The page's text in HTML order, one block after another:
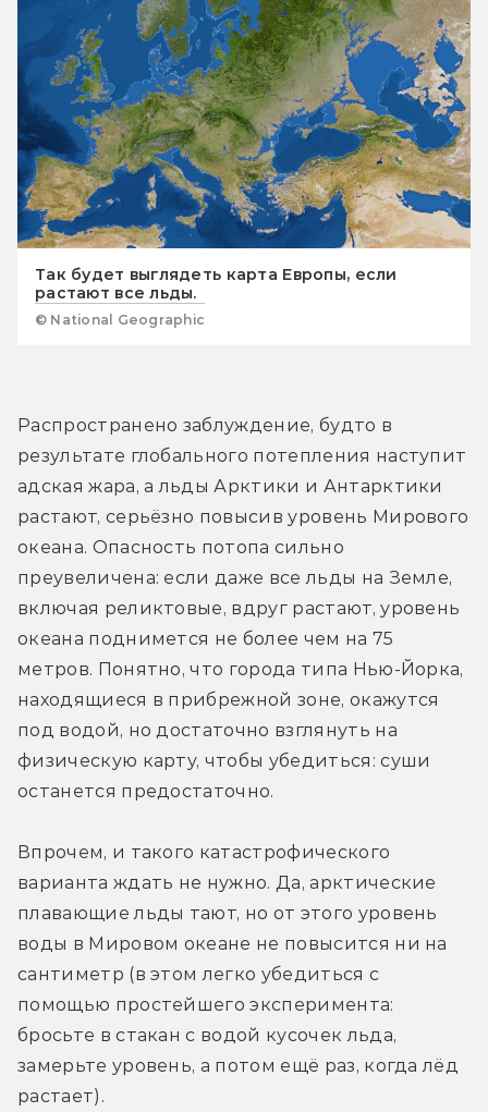
Так будет выглядеть карта Европы, если
растают все льды.
© National Geographic
Распространено заблуждение, будто в
результате глобального потепления наступит
адская жара, а льды Арктики и Антарктики
растают, серьёзно повысив уровень Мирового
океана. Опасность потопа сильно
преувеличена: если даже все льды на Земле,
включая реликтовые, вдруг растают, уровень
океана поднимется не более чем на 75
метров. Понятно, что города типа Нью-Йорка,
находящиеся в прибрежной зоне, окажутся
под водой, но достаточно взглянуть на
физическую карту, чтобы убедиться: суши
останется предостаточно.
Впрочем, и такого катастрофического
варианта ждать не нужно. Да, арктические
плавающие льды тают, но от этого уровень
воды в Мировом океане не повысится ни на
сантиметр (в этом легко убедиться с
помощью простейшего эксперимента:
бросьте в стакан с водой кусочек льда,
замерьте уровень, а потом ещё раз, когда лёд
растает).